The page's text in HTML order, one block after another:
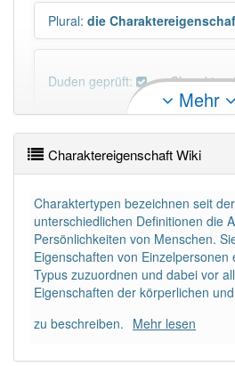
Plural: die
Duden geprüft:
Wörter, die mit "-schaft" enden,
DER:13Ausnahmen Beispiele
DIE:879
DAS:
Ausnahmen Beispiele
Mehr
Charaktereigenschaft Wiki
Charaktertypen bezeichnen seit
unterschiedlichen Definitionen die
Persönlichkeiten von Menschen.
Eigenschaften von Einzelpersonen
Typus zuzuordnen und dabei vor
Eigenschaften der körperlichen
zu beschreiben. Mehr lesen